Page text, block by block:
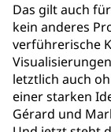
Das gilt auch
kein anderes
verführerische
letztlich auch
einer starken
Gérard und